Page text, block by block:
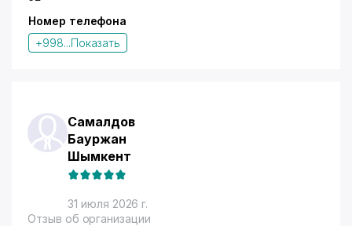
Номер телефона
+998...Показать
Самалдов
Бауржан
Шымкент
31 июля 2026 г.
Отзыв об организации